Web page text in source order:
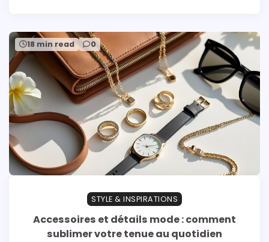
18 min read 0
STYLE & INSPIRATIONS
Accessoires et détails mode : comment
sublimer votre tenue au quotidien